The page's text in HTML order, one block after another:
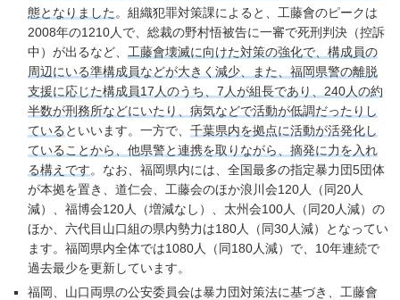
態となりました 。組織犯罪対策課によると、工藤會のピークは
2008年の1210人で、総裁の野村悟被告に一審で死刑判決（控訴
中）が出るなど、 工藤會壊滅に向けた対策の強化で、構成員の
周辺にいる準構成員などが大きく減少、また、福岡県警の離脱
支援に応じた構成員17人のうち、7人が組長であり、240人の約
半数が刑務所などにいたり、病気などで活動が低調だったりし
ている といいます。一方で、千葉県内を拠点に活動が活発化し
ていることから、他県警と連携を取りながら、摘発に力を入れ
る構えです。なお、福岡県内には、全国最多の指定暴力団5団体
が本拠を置き、道仁会、工藤会のほか浪川会120人（同20人
減）、福博会120人（増減なし）、太州会100人（同20人減）の
ほか、六代目山口組の県内勢力は180人（同30人減）となってい
ます。福岡県内全体では1080人（同180人減）で、10年連続で
過去最少を更新しています。
福岡、山口両県の公安委員会は暴力団対策法に基づき、工藤會